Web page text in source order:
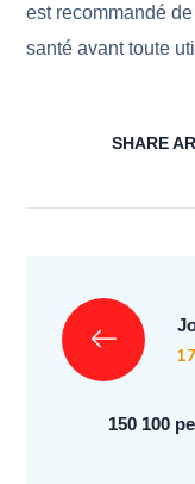
est recommandé
santé avant toute
SHARE
150 100